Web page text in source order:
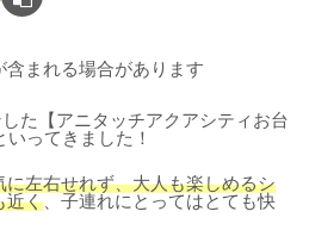
まれる場合があります
た【アニタッチアクアシティお台
ってきました！
に左右せれず、大人も楽しめるシ
近く 、子連れにとってはとても快